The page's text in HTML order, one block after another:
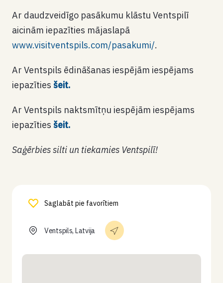
Ar daudzveidīgo pasākumu klāstu Ventspilī
aicinām iepazīties mājaslapā
www.visitventspils.com/pasakumi/.
Ar Ventspils ēdināšanas iespējām iespējams
iepazīties šeit.
Ar Ventspils naktsmītņu iespējām iespējams
iepazīties šeit.
Saģērbies silti un tiekamies Ventspilī!
Saglabāt pie favorītiem
Ventspils, Latvija